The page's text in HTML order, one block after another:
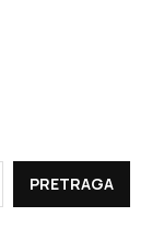
PRETRAGA